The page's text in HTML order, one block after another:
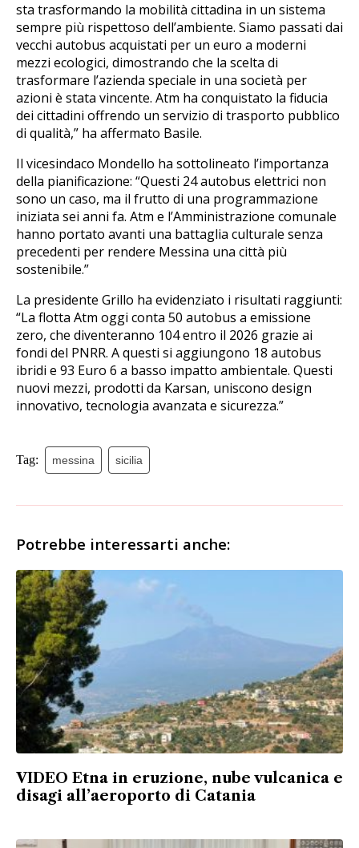
sta trasformando la mobilità cittadina in un sistema
sempre più rispettoso dell’ambiente. Siamo passati dai
vecchi autobus acquistati per un euro a moderni
mezzi ecologici, dimostrando che la scelta di
trasformare l’azienda speciale in una società per
azioni è stata vincente. Atm ha conquistato la fiducia
dei cittadini offrendo un servizio di trasporto pubblico
di qualità,” ha affermato Basile.
Il vicesindaco Mondello ha sottolineato l’importanza
della pianificazione: “Questi 24 autobus elettrici non
sono un caso, ma il frutto di una programmazione
iniziata sei anni fa. Atm e l’Amministrazione comunale
hanno portato avanti una battaglia culturale senza
precedenti per rendere Messina una città più
sostenibile.”
La presidente Grillo ha evidenziato i risultati raggiunti:
“La flotta Atm oggi conta 50 autobus a emissione
zero, che diventeranno 104 entro il 2026 grazie ai
fondi del PNRR. A questi si aggiungono 18 autobus
ibridi e 93 Euro 6 a basso impatto ambientale. Questi
nuovi mezzi, prodotti da Karsan, uniscono design
innovativo, tecnologia avanzata e sicurezza.”
Tag: messina sicilia
Potrebbe interessarti anche:
VIDEO Etna in eruzione, nube vulcanica e
disagi all’aeroporto di Catania